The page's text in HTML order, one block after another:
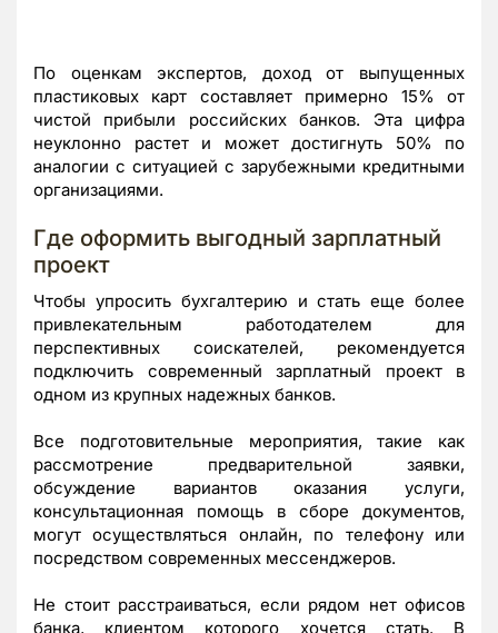
По оценкам экспертов, доход от выпущенных
пластиковых карт составляет примерно 15% от
чистой прибыли российских банков. Эта цифра
неуклонно растет и может достигнуть 50% по
аналогии с ситуацией с зарубежными кредитными
организациями.
Где оформить выгодный зарплатный
проект
Чтобы упросить бухгалтерию и стать еще более
привлекательным работодателем для
перспективных соискателей, рекомендуется
подключить современный зарплатный проект в
одном из крупных надежных банков.
Все подготовительные мероприятия, такие как
рассмотрение предварительной заявки,
обсуждение вариантов оказания услуги,
консультационная помощь в сборе документов,
могут осуществляться онлайн, по телефону или
посредством современных мессенджеров.
Не стоит расстраиваться, если рядом нет офисов
банка, клиентом которого хочется стать. В